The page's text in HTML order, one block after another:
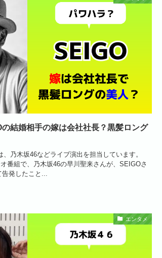
の結婚相手の嫁は会社社長？黒髪ロング
乃木坂46などライブ演出を担当しています。
番組で、乃木坂46の早川聖来さんが、SEIGOさ
発したこと...
エンタメ